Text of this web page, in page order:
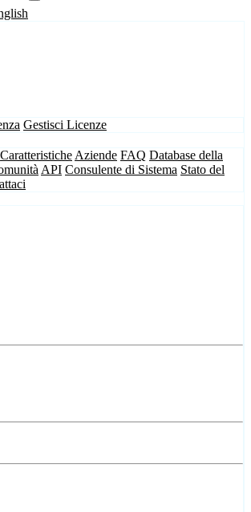
Gestisci Licenze
Caratteristiche Aziende FAQ Database della
API Consulente di Sistema Stato del